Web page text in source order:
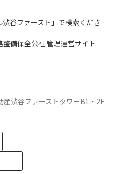
谷ファースト」で検索くださ
整備保全公社 管理運営サイト
渋谷ファーストタワーB1・2F